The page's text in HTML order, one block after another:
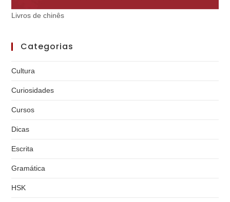
Livros de chinês
Categorias
Cultura
Curiosidades
Cursos
Dicas
Escrita
Gramática
HSK